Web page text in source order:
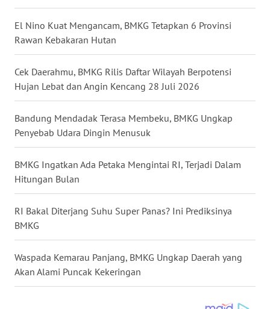
El Nino Kuat Mengancam, BMKG Tetapkan 6 Provinsi
Rawan Kebakaran Hutan
Cek Daerahmu, BMKG Rilis Daftar Wilayah Berpotensi
Hujan Lebat dan Angin Kencang 28 Juli 2026
Bandung Mendadak Terasa Membeku, BMKG Ungkap
Penyebab Udara Dingin Menusuk
BMKG Ingatkan Ada Petaka Mengintai RI, Terjadi Dalam
Hitungan Bulan
RI Bakal Diterjang Suhu Super Panas? Ini Prediksinya
BMKG
Waspada Kemarau Panjang, BMKG Ungkap Daerah yang
Akan Alami Puncak Kekeringan
KALTENG
KALTARA
KALSEL
KALTIM
WN
SULSEL
WN
GORONTALO
WN